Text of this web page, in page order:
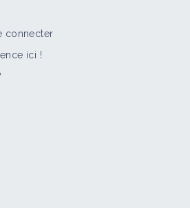
au Maraîchage Sol
connecter
ici !